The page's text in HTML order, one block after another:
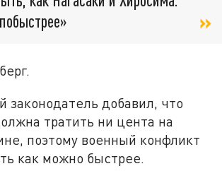
законодатель добавил, что
тратить ни цента на
поэтому военный конфликт
как можно быстрее.